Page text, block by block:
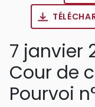
7 janvier
Cour de
Pourvoi